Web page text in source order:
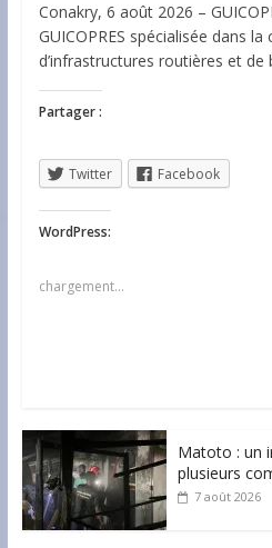
Conakry, 6 août 2026 –
GUICOPRES spécialisée dans
d’infrastructures routières et de
Partager :
Twitter Facebook
WordPress:
chargement…
Matoto : un
plusieurs
7 août 2026